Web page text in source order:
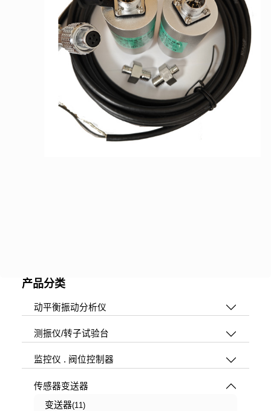
产品分类
动平衡振动分析仪
测振仪/转子试验台
监控仪 . 阀位控制器
传感器变送器
变送器(11)